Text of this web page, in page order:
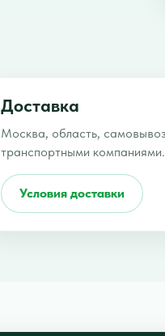
Доставка
Москва, область,
транспортными компаниями.
Условия доставки